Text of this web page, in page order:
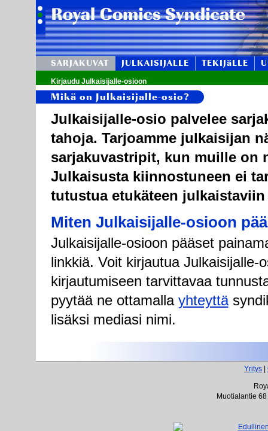
SARJAKUVAT JULKAISIJALLE TEKIJäLLE
Kirjaudu Julkaisijalle-osioon
Mikä on Julkaisijalle-osio?
Julkaisijalle-osio palvelee
tahoja. Tarjoamme julkaisijan
sarjakuvastripit, kun muille on
Julkaisusta kiinnostuneen ei
tutustua etukäteen
Miten Julkaisijalle-osioon
Julkaisijalle-osioon pääset
linkkiä. Voit kirjautua Julkaisijalle-
kirjautumiseen tarvittavaa
pyytää ne ottamalla yhteyttä
lisäksi mediasi nimi.
Yritys
Muotialantie